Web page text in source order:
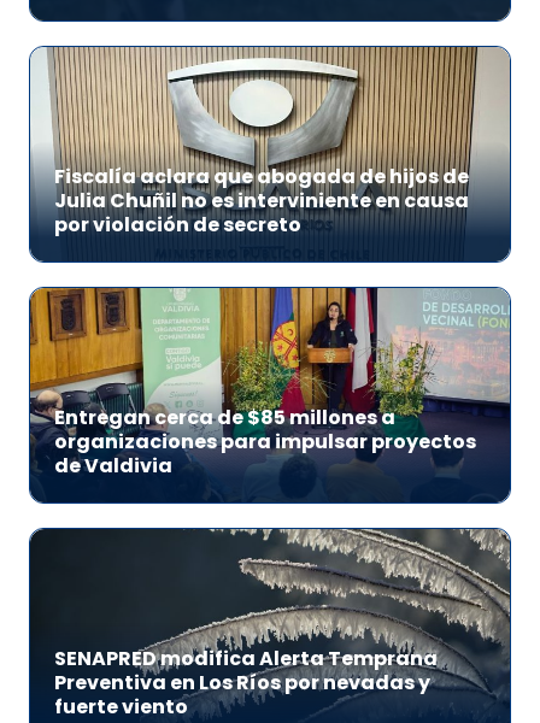
Fiscalía aclara que abogada de hijos de
Julia Chuñil no es interviniente en causa
por violación de secreto
Entregan cerca de $85 millones a
organizaciones para impulsar proyectos
de Valdivia
SENAPRED modifica Alerta Temprana
Preventiva en Los Ríos por nevadas y
fuerte viento